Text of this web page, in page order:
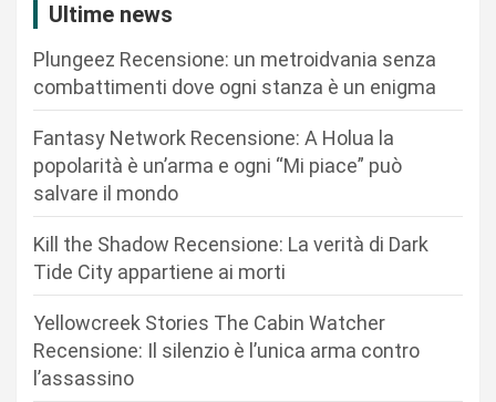
Ultime news
Plungeez Recensione: un metroidvania senza
combattimenti dove ogni stanza è un enigma
Fantasy Network Recensione: A Holua la
popolarità è un’arma e ogni “Mi piace” può
salvare il mondo
Kill the Shadow Recensione: La verità di Dark
Tide City appartiene ai morti
Yellowcreek Stories The Cabin Watcher
Recensione: Il silenzio è l’unica arma contro
l’assassino